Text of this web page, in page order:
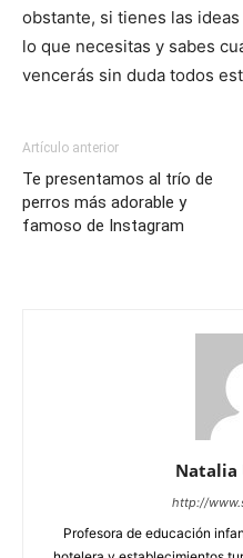
obstante, si tienes las
lo que necesitas y sabes
vencerás sin duda todos
Artículo anterior
Te presentamos al trío de
perros más adorable y
famoso de Instagram
Natalia
http://
Profesora de educación